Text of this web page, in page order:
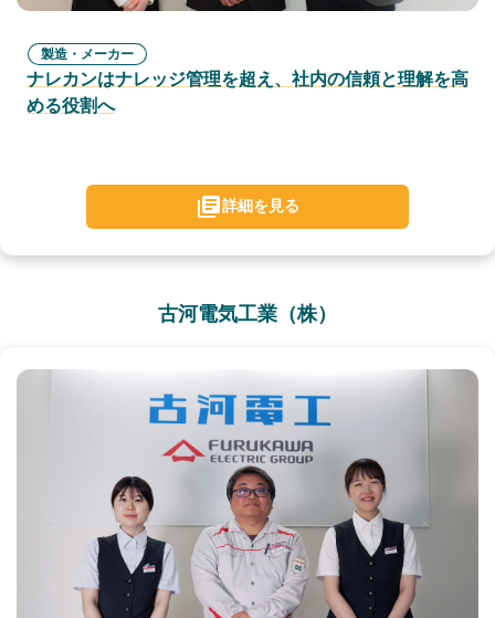
製造・メーカー
ナレカンはナレッジ管理を超え、社内の信頼と理解を高
める役割へ
詳細を見る
古河電気工業（株）